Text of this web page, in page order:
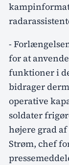
-
for at
funktioner i
bidrager
operative
soldater
højere grad
Strøm, chef